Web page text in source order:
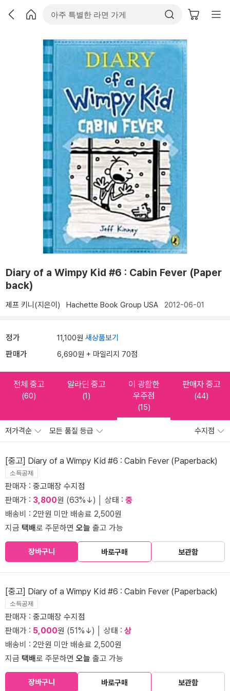
Diary of a Wimpy Kid #6 : Cabin Fever (Paper
back)
제프 키니(지은이) Hachette Book Group USA 2012-06-01
정가 11,100원 새상품보기
판매가 6,690원 + 마일리지 70점
전체 중고
(60)
알라딘 중고
(1)
이 광활한
우주점
(15)
판매자 중고
(44)
저가격순 모든 품질 등급 수지점
[중고] Diary of a Wimpy Kid #6 : Cabin Fever (Paperback)
소득공제
판매자 : 중고매장 수지점
판매가 : 3,800원 (63%↓) │ 상태 : 중
배송비 : 2만원 미만 배송료 2,500원
지금 택배로 주문하면오늘 출고 가능
장바구니 바로구매 보관함
[중고] Diary of a Wimpy Kid #6 : Cabin Fever (Paperback)
소득공제
판매자 : 중고매장 수지점
판매가 : 5,000원 (51%↓) │ 상태 : 상
배송비 : 2만원 미만 배송료 2,500원
지금 택배로 주문하면오늘 출고 가능
장바구니 바로구매 보관함